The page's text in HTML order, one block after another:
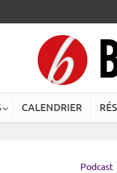
CALENDRIER
Podcast